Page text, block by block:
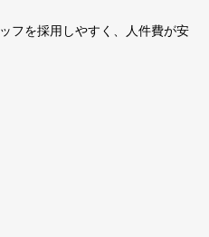
フを採用しやすく、人件費が安